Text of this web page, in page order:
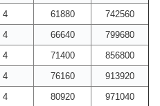
4 61880
742560
4 66640
799680
4 71400
856800
4 76160
913920
4 80920
971040